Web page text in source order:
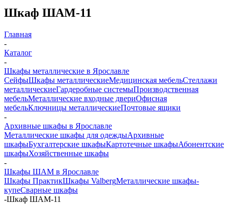
Шкаф ШАМ-11
Главная
-
Каталог
-
Шкафы металлические в Ярославле
СейфыШкафы металлическиеМедицинская мебельСтеллажи
металлическиеГардеробные системыПроизводственная
мебельМеталлические входные двериОфисная
мебельКлючницы металлическиеПочтовые ящики
-
Архивные шкафы в Ярославле
Металлические шкафы для одеждыАрхивные
шкафыБухгалтерские шкафыКартотечные шкафыАбонентские
шкафыХозяйственные шкафы
-
Шкафы ШАМ в Ярославле
Шкафы ПрактикШкафы ValbergМеталлические шкафы-
купеСварные шкафы
-Шкаф ШАМ-11